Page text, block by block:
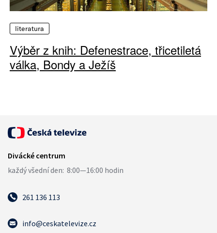
literatura
Výběr z knih: Defenestrace, třicetiletá
válka, Bondy a Ježíš
261 136 113
info@ceskatelevize.cz